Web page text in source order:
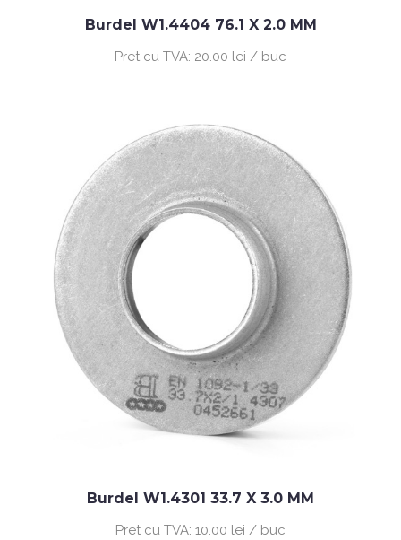
Burdel W1.4404 76.1 X 2.0 MM
Pret cu TVA: 20.00 lei / buc
Burdel W1.4301 33.7 X 3.0 MM
Pret cu TVA: 10.00 lei / buc